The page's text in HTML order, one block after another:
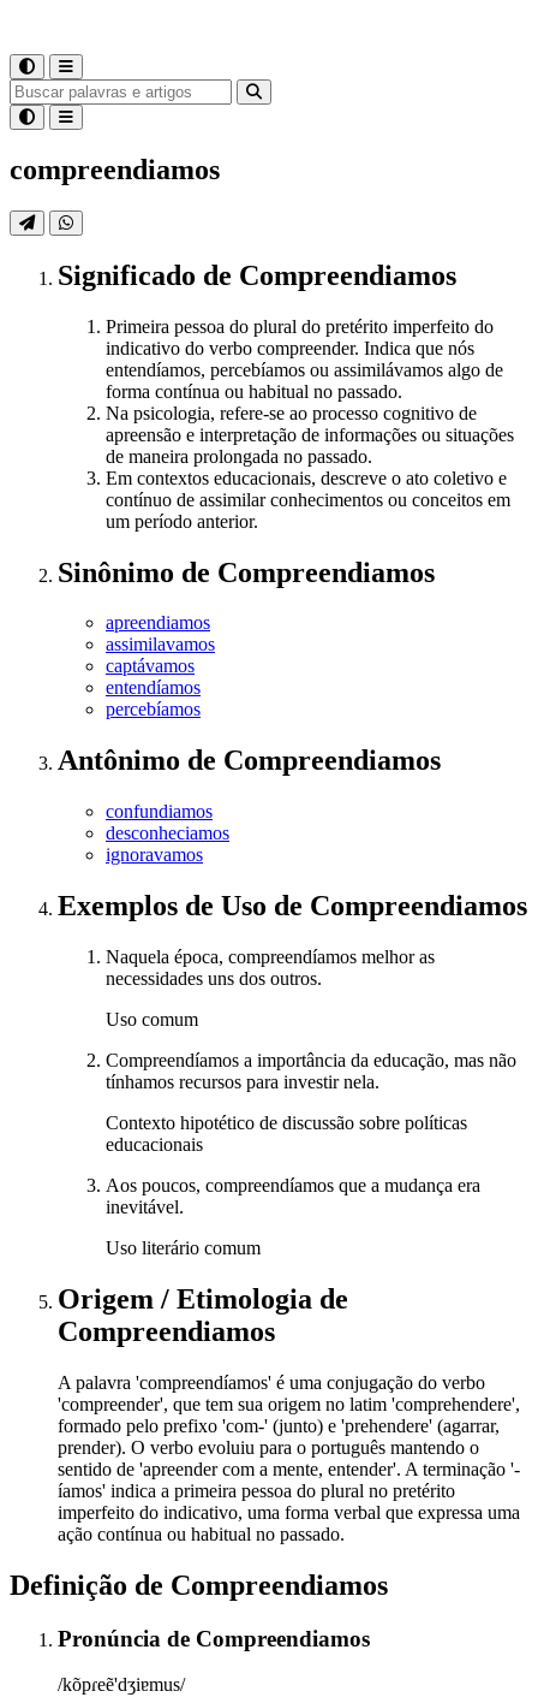
compreendiamos
Significado de Compreendiamos
Primeira pessoa do plural do pretérito imperfeito do
indicativo do verbo compreender. Indica que nós
entendíamos, percebíamos ou assimilávamos algo de
forma contínua ou habitual no passado.
Na psicologia, refere-se ao processo cognitivo de
apreensão e interpretação de informações ou situações
de maneira prolongada no passado.
Em contextos educacionais, descreve o ato coletivo e
contínuo de assimilar conhecimentos ou conceitos em
um período anterior.
Sinônimo de Compreendiamos
apreendiamos
assimilavamos
captávamos
entendíamos
percebíamos
Antônimo de Compreendiamos
confundiamos
desconheciamos
ignoravamos
Exemplos de Uso de Compreendiamos
Naquela época, compreendíamos melhor as
necessidades uns dos outros.
Uso comum
Compreendíamos a importância da educação, mas não
tínhamos recursos para investir nela.
Contexto hipotético de discussão sobre políticas
educacionais
Aos poucos, compreendíamos que a mudança era
inevitável.
Uso literário comum
Origem / Etimologia de
Compreendiamos
A palavra 'compreendíamos' é uma conjugação do verbo
'compreender', que tem sua origem no latim 'comprehendere',
formado pelo prefixo 'com-' (junto) e 'prehendere' (agarrar,
prender). O verbo evoluiu para o português mantendo o
sentido de 'apreender com a mente, entender'. A terminação '-
íamos' indica a primeira pessoa do plural no pretérito
imperfeito do indicativo, uma forma verbal que expressa uma
ação contínua ou habitual no passado.
Definição de Compreendiamos
Pronúncia de Compreendiamos
/kõpɾeẽ'dʒiɐmus/